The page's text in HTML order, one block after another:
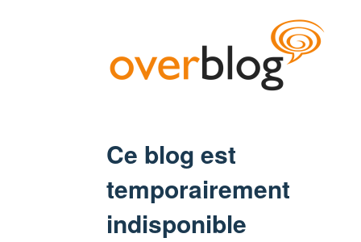
Ce blog est
temporairement
indisponible